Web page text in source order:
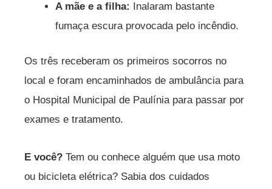
A mãe e a filha:
Inalaram bastante
fumaça escura provocada pelo incêndio.
Os três receberam os primeiros socorros no
local e foram encaminhados de ambulância para
o Hospital Municipal de Paulínia para passar por
exames e tratamento.
E você? Tem ou conhece alguém que usa moto
ou bicicleta elétrica? Sabia dos cuidados